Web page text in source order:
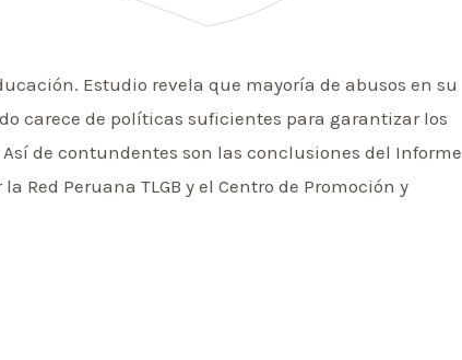
Estudio revela que mayoría de abusos en su
carece de políticas suficientes para garantizar los
de contundentes son las conclusiones del Informe
Red Peruana TLGB y el Centro de Promoción y